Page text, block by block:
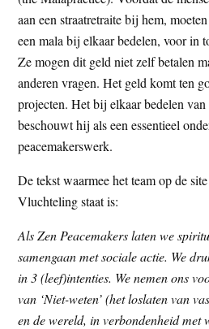
aan een straatretraite bij hem,
een mala bij elkaar bedelen, voor in
Ze mogen dit geld niet zelf betalen
anderen vragen. Het geld komt ten
projecten. Het bij elkaar bedelen
beschouwt hij als een essentieel
peacemakerswerk.
De tekst waarmee het team op de
Vluchteling staat is:
Als Zen Peacemakers laten we
samengaan met sociale actie. We
in 3 (leef)intenties. We nemen ons
van ‘Niet-weten’ (het loslaten van
en de wereld, in verbondenheid met